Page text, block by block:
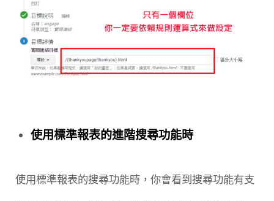
使用標準報表的進階搜尋功能時
使用標準報表的搜尋功能時，你會看到搜尋功能有支